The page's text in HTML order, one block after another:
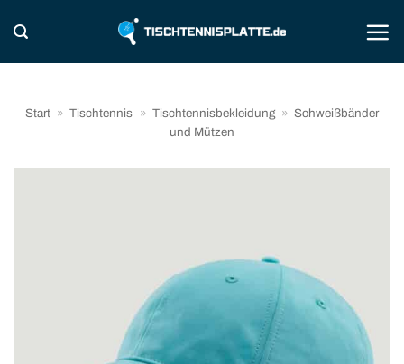
Inhalt
springen
Start » Tischtennis » Tischtennisbekleidung » Schweißbänder
und Mützen